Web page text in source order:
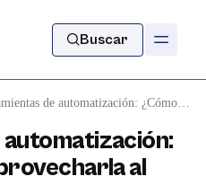
Buscar
de automatización: ¿Cómo elegir y aprovecharla al máximo?
al